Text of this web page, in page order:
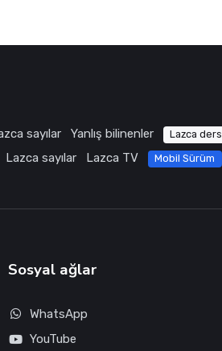
sayılar Yanlış bilinenler Lazca ders
Lazca sayılar Lazca TV Mobil Sürüm
Sosyal ağlar
WhatsApp
YouTube